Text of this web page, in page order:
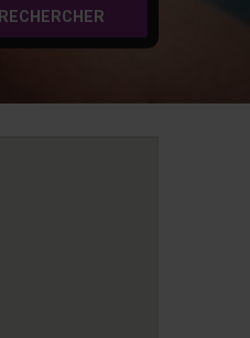
RECHERCHER